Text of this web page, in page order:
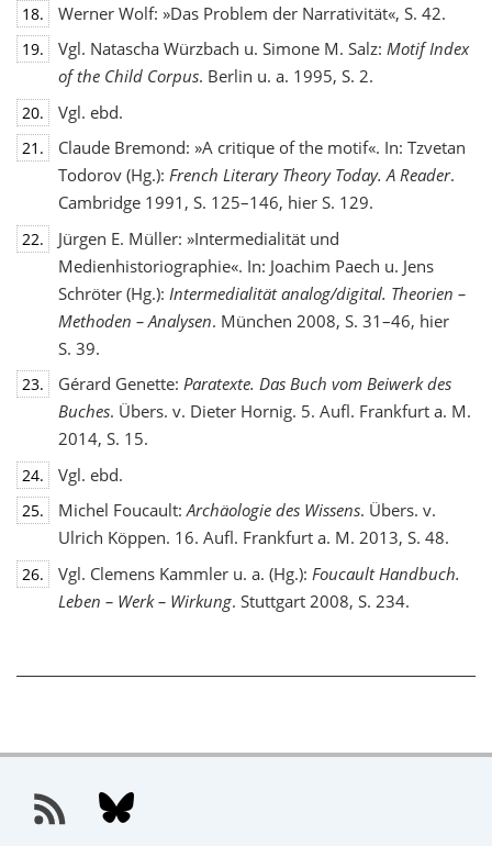
18. Werner Wolf: »Das Problem der Narrativität«, S. 42.
19. Vgl. Natascha Würzbach u. Simone M. Salz: Motif Index
of the Child Corpus. Berlin u. a. 1995, S. 2.
20. Vgl. ebd.
21.
Claude Bremond: »A critique of the motif«. In: Tzvetan
Todorov (Hg.): French Literary Theory Today. A Reader.
Cambridge 1991, S. 125–146, hier S. 129.
22.
Jürgen E. Müller: »Intermedialität und
Medienhistoriographie«. In: Joachim Paech u. Jens
Schröter (Hg.): Intermedialität analog/digital. Theorien –
Methoden – Analysen. München 2008, S. 31–46, hier
S. 39.
23. Gérard Genette: Paratexte. Das Buch vom Beiwerk des
Buches. Übers. v. Dieter Hornig. 5. Aufl. Frankfurt a. M.
2014, S. 15.
24. Vgl. ebd.
25. Michel Foucault:Archäologie des Wissens. Übers. v.
Ulrich Köppen. 16. Aufl. Frankfurt a. M. 2013, S. 48.
26. Vgl. Clemens Kammler u. a. (Hg.): Foucault Handbuch.
Leben – Werk – Wirkung. Stuttgart 2008, S. 234.